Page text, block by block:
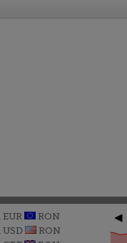
EUR
RON
USD
RON